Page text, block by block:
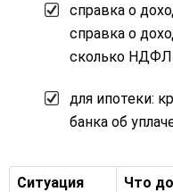
справка о
справка о
сколько НДФЛ
для ипотеки:
банка об
Ситуация
Что